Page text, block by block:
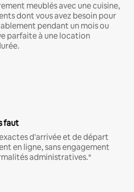
meublés avec une cuisine,
dont vous avez besoin pour
pendant un mois ou
parfaite à une location
faut
d'arrivée et de départ
en ligne, sans engagement
administratives.*